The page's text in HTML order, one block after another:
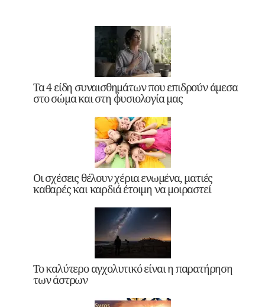
Τα 4 είδη συναισθημάτων που επιδρούν άμεσα
στο σώμα και στη φυσιολογία μας
Οι σχέσεις θέλουν χέρια ενωμένα, ματιές
καθαρές και καρδιά έτοιμη να μοιραστεί
Το καλύτερο αγχολυτικό είναι η παρατήρηση
των άστρων